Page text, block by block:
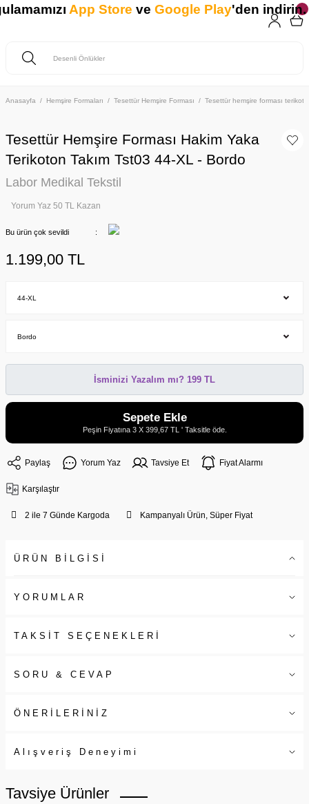
Anasayfa Hemşire Formaları Tesettür Hemşire Forması Tesettür hemşire forması
Tesettür Hemşire Forması Hakim Yaka
Terikoton Takım Tst03 44-XL - Bordo
Labor Medikal Tekstil
Yorum Yaz 50 TL Kazan
Bu ürün çok sevildi
1.199,00 TL
İsminizi Yazalım mı? 199 TL
Sepete Ekle
Peşin Fiyatına 3 X 399,67 TL ' Taksitle öde.
Paylaş Yorum Yaz Tavsiye Et Fiyat Alarmı
Karşılaştır
2 ile 7 Günde Kargoda Kampanyalı Ürün, Süper Fiyat
ÜRÜN BİLGİSİ
YORUMLAR
TAKSİT SEÇENEKLERİ
SORU & CEVAP
ÖNERİLERİNİZ
Alışveriş Deneyimi
Tavsiye Ürünler
App StoreveGoogle Play'den indirin.